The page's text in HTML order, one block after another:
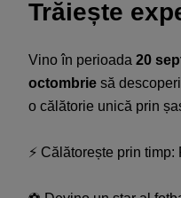
Trăiește
Vino în perioada 20
octombrie să descoperi
o călătorie unică prin
⚡ Călătorește prin timp: